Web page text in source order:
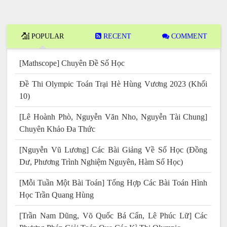
POPULAR RECENT COMMENT
[Mathscope] Chuyên Đề Số Học
Đề Thi Olympic Toán Trại Hè Hùng Vương 2023 (Khối
10)
[Lê Hoành Phò, Nguyễn Văn Nho, Nguyễn Tài Chung]
Chuyên Khảo Đa Thức
[Nguyễn Vũ Lương] Các Bài Giảng Về Số Học (Đồng
Dư, Phương Trình Nghiệm Nguyên, Hàm Số Học)
[Mỗi Tuần Một Bài Toán] Tổng Hợp Các Bài Toán Hình
Học Trần Quang Hùng
[Trần Nam Dũng, Võ Quốc Bá Cẩn, Lê Phúc Lữ] Các